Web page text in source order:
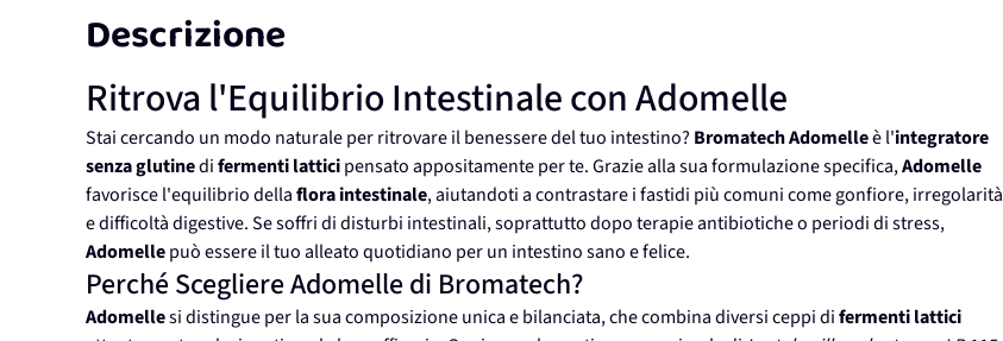
Descrizione
Ritrova l'Equilibrio Intestinale con Adomelle
Stai cercando un modo naturale per ritrovare il benessere del tuo intestino? Bromatech Adomelleè l'integratore
senza glutinedifermenti latticipensato appositamente per te. Grazie alla sua formulazione specifica,Adomelle
favorisce l'equilibrio dellaflora intestinale, aiutandoti a contrastare i fastidi più comuni come gonfiore, irregolarità
e difficoltà digestive. Se soffri di disturbi intestinali, soprattutto dopo terapie antibiotiche o periodi di stress,
Adomellepuò essere il tuo alleato quotidiano per un intestino sano e felice.
Perché Scegliere Adomelle di Bromatech?
Adomellesi distingue per la sua composizione unica e bilanciata, che combina diversi ceppi difermenti lattici